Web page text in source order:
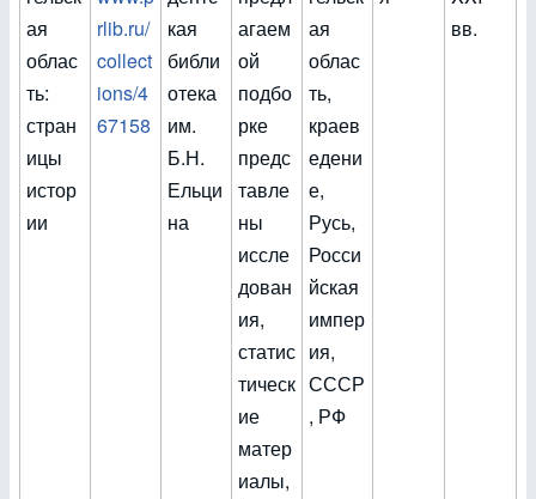
ая
облас
ть:
стран
ицы
истор
ии
rlib.ru/
collect
ions/4
67158
кая
библи
отека
им.
Б.Н.
Ельци
на
агаем
ой
подбо
рке
предс
тавле
ны
иссле
дован
ия,
статис
тическ
ие
матер
иалы,
ая
облас
ть,
краев
едени
е,
Русь,
Росси
йская
импер
ия,
СССР
, РФ
вв.